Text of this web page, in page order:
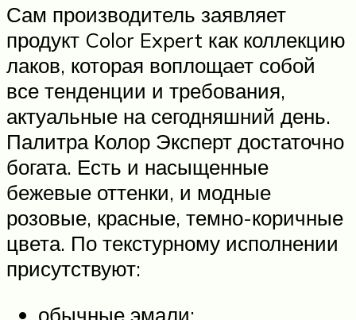
Сам производитель заявляет
продукт Color Expert как коллекцию
лаков, которая воплощает собой
все тенденции и требования,
актуальные на сегодняшний день.
Палитра Колор Эксперт достаточно
богата. Есть и насыщенные
бежевые оттенки, и модные
розовые, красные, темно-коричные
цвета. По текстурному исполнении
присутствуют:
обычные эмали;